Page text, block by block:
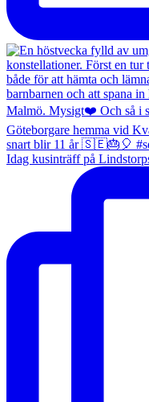
Idag kusinträff på